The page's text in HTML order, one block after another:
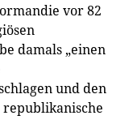
vor 82
damals „einen
und den